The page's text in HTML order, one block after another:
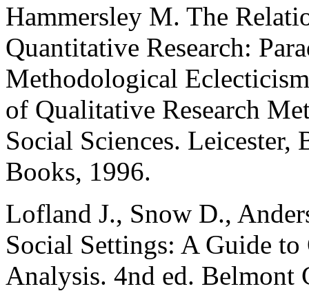
Hammersley M. The
Quantitative Research:
Methodological
of Qualitative Research
Social Sciences.
Books, 1996.
Lofland J., Snow D.,
Social Settings: A Guide
Analysis. 4nd ed. Belmont